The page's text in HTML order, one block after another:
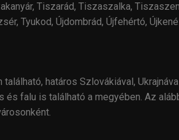
Tiszarád, Tiszaszalka,
Tyukod, Újdombrád, Újfehértó,
határos Szlovákiával,
és falu is található a megyében. Az